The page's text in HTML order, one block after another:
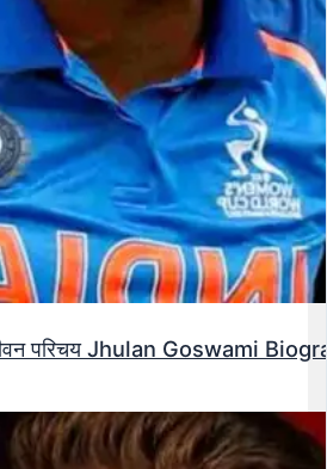
परिचय Jhulan Goswami